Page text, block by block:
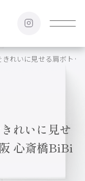
きれいに見せる肩ボト
れいに見せ
心斎橋BiBi